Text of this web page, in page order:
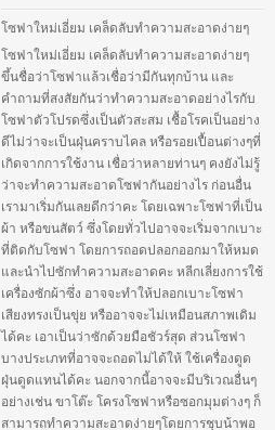
โซฟาใหม่เอี่ยม เคล็ดลับทำความสะอาดง่ายๆ
โซฟาใหม่เอี่ยม เคล็ดลับทำความสะอาดง่ายๆ
ขึ้นชื่อว่าโซฟาแล้วเชื่อว่ามีกันทุกบ้าน และ
คำถามที่สงสัยกันว่าทำความสะอาดอย่างไรกับ
โซฟาตัวโปรดซึ่งเป็นตัวสะสม เชื้อโรคเป็นอย่าง
ดีไม่ว่าจะเป็นฝุ่นคราบไคล หรือรอยเปื้อนต่างๆที่
เกิดจากการใช้งาน เชื่อว่าหลายท่านๆ คงยังไม่รู้
ว่าจะทำความสะอาดโซฟากันอย่างไร ก่อนอื่น
เรามาเริ่มกันเลยดีกว่าคะ โดยเฉพาะโซฟาที่เป็น
ผ้า หรือขนสัตว์ ซึ่งโดยทั่วไปอาจจะเริ่มจากเบาะ
ที่ติดกับโซฟา โดยการถอดปลอกออกมาให้หมด
และนำไปซักทำความสะอาดคะ หลีกเลี่ยงการใช้
เครื่องซักผ้าซึ่ง อาจจะทำให้ปลอกเบาะโซฟา
เสียงทรงเป็นขุ่ย หรืออาจจะไม่เหมือนสภาพเดิม
ได้คะ เอาเป็นว่าซักด้วยมือชัวร์สุด ส่วนโซฟา
บางประเภทที่อาจจะถอดไม่ได้ให้ ใช้เครื่องดูด
ฝุ่นดูดแทนได้คะ นอกจากนี้อาจจะมีบริเวณอื่นๆ
อย่างเช่น ขาโต๊ะ โครงโซฟาหรือซอกมุมต่างๆ ก็
สามารถทำความสะอาดง่ายๆโดยการชุบน้าพอ